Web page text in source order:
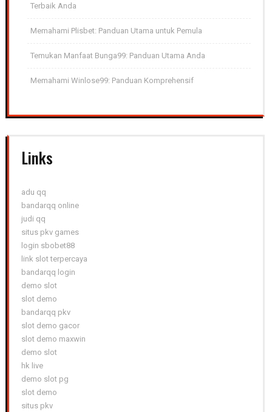
Terbaik Anda
Memahami Plisbet: Panduan Utama untuk Pemula
Temukan Manfaat Bunga99: Panduan Utama Anda
Memahami Winlose99: Panduan Komprehensif
Links
adu qq
bandarqq online
judi qq
situs pkv games
login sbobet88
link slot terpercaya
bandarqq login
demo slot
slot demo
bandarqq pkv
slot demo gacor
slot demo maxwin
demo slot
hk live
demo slot pg
slot demo
situs pkv